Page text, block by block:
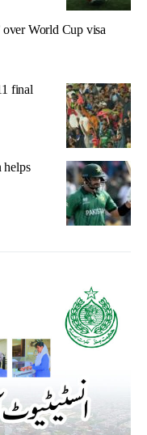
over World Cup visa
final
helps